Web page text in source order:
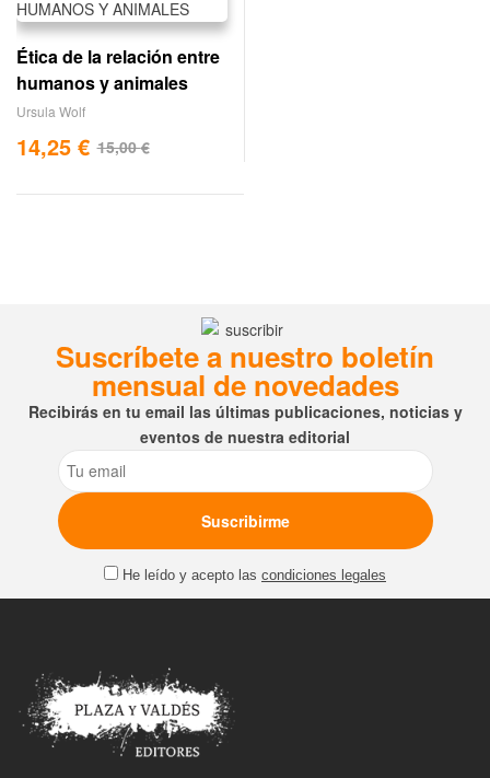
Ética de la relación entre
humanos y animales
Ursula Wolf
15,00€
14,25 €
Suscríbete a nuestro boletín
mensual de novedades
Recibirás en tu email las últimas publicaciones, noticias y
eventos de nuestra editorial
Email
He leído y acepto las condiciones legales